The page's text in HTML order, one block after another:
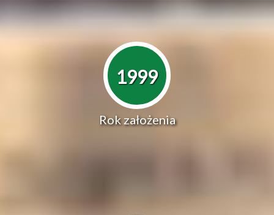
1999
Rok założenia